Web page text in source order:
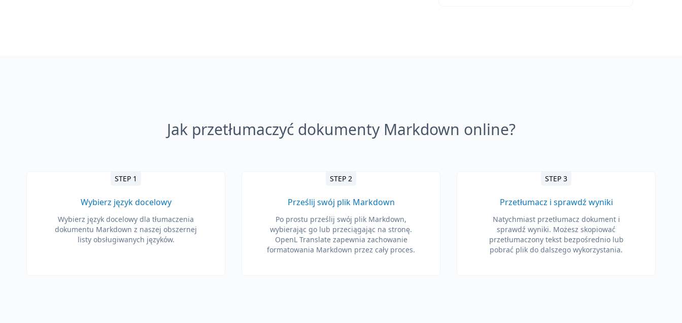
Jak przetłumaczyć dokumenty Markdown online?
STEP 1
Wybierz język docelowy
Wybierz język docelowy dla tłumaczenia
dokumentu Markdown z naszej obszernej
listy obsługiwanych języków.
STEP 2
Prześlij swój plik Markdown
Po prostu prześlij swój plik Markdown,
wybierając go lub przeciągając na stronę.
OpenL Translate zapewnia zachowanie
formatowania Markdown przez cały proces.
STEP 3
Przetłumacz i sprawdź wyniki
Natychmiast przetłumacz dokument i
sprawdź wyniki. Możesz skopiować
przetłumaczony tekst bezpośrednio lub
pobrać plik do dalszego wykorzystania.